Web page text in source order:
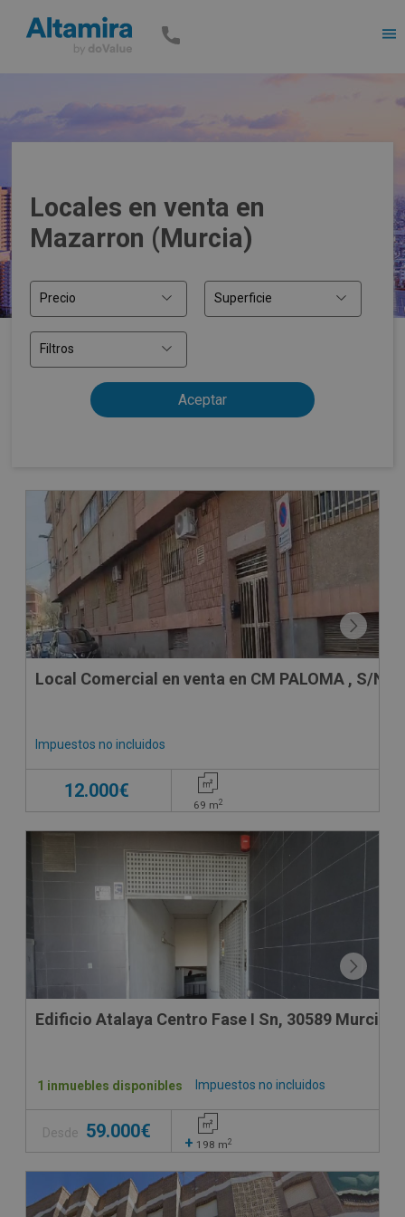
Locales en venta en
Mazarron (Murcia)
Precio Superficie
Filtros
Local Comercial en venta en CM PALOMA , S/N
Impuestos no incluidos
12.000€
69 m2
Edificio Atalaya Centro Fase I Sn, 30589 Murcia -
Impuestos no incluidos
1 inmuebles disponibles
Desde 59.000€
+ 198 m2
CESIÓN DE REMATE